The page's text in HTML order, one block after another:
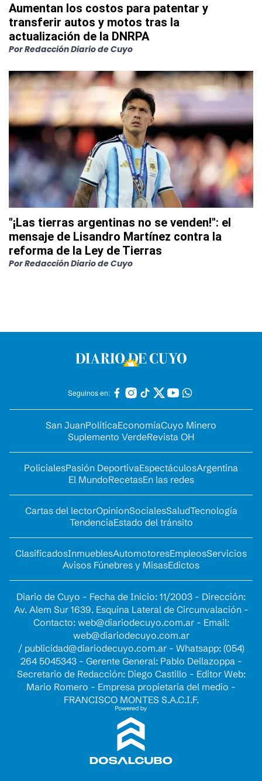
Aumentan los costos para patentar y
transferir autos y motos tras la
actualización de la DNRPA
PorRedacción Diario de Cuyo
"¡Las tierras argentinas no se venden!": el
mensaje de Lisandro Martínez contra la
reforma de la Ley de Tierras
PorRedacción Diario de Cuyo
Seguinos en:
San JuanPolíticaEconomíaCuyo Minero
Suplemento VerdeRevista OH
PolicialesPasión DeportivaEspectáculosArgentina
El MundoRecetasEn las redes
Cartas del lectorOpinionSocialesSaludTecnología
TendenciaEstado del tránsito
ClasificadosInmueblesAutomotoresEmpleosServicios
Avisos Fúnebres y MisasEdictos
Diario de Cuyo - Fecha de Inicio: 11/2003 - Dirección:
Av. Alem Sur 1639. Esquina Lateral de Circunvalación -
Contacto: web@diariodecuyo.com.ar- Email:
web@diariodecuyo.com.ar
/ publicidad@diariodecuyo.com.ar- Whatsapp: (054)
264 5045343 - Gerente General: Pablo Dellazoppa -
Secretario de Redacción: Diego Castillo - Editor Web:
Mario Romero - Empresa propietaria del medio -
FRANCISCO MONTES S.A.C.I.F.